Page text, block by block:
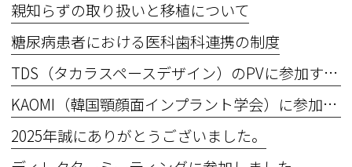
親知らずの取り扱いと移植について
糖尿病患者における医科歯科連携の制度
TDS（タカラスペースデザイン）のPVに参加するため撮影を行いました。
KAOMI（韓国顎顔面インプラント学会）に参加してきました！
2025年誠にありがとうございました。